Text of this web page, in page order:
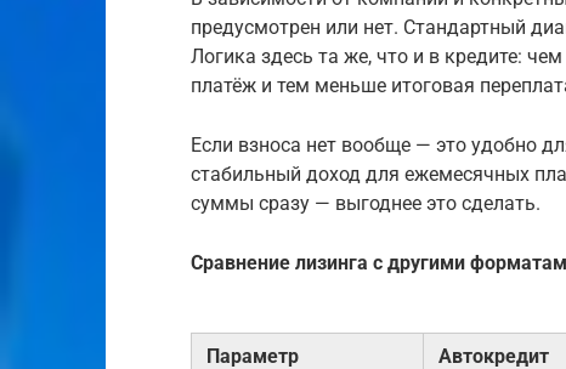
предусмотрен или нет. Стандартный
Логика здесь та же, что и в кредите:
платёж и тем меньше итоговая
Если взноса нет вообще — это удобно
стабильный доход для ежемесячных
суммы сразу — выгоднее это сделать.
Сравнение лизинга с другими
Параметр Автокредит